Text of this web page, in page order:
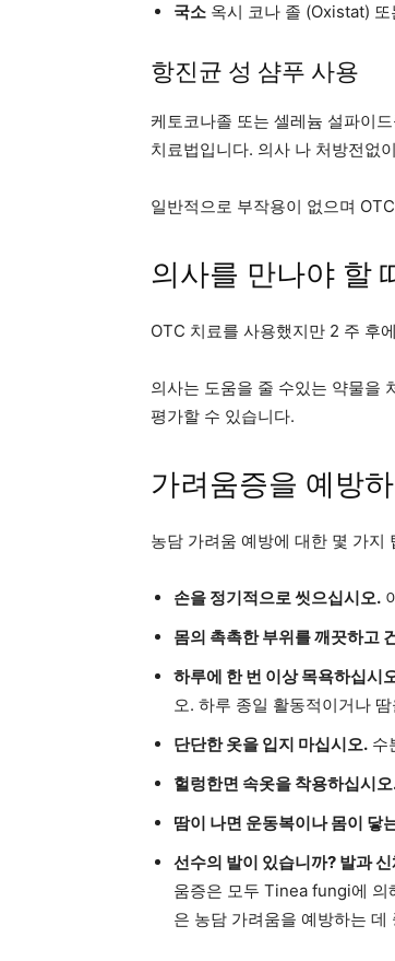
국소 옥시 코나 졸 (Oxistat)
항진균 성 샴푸 사용
케토코나졸 또는 셀레늄 설파이
치료법입니다. 의사 나 처방전없
일반적으로 부작용이 없으며
의사를 만나야 할
OTC 치료를 사용했지만 2 주 후
의사는 도움을 줄 수있는 약물을
평가할 수 있습니다.
가려움증을 예방
농담 가려움 예방에 대한 몇 가지
손을 정기적으로 씻으십시오.
몸의 촉촉한 부위를 깨끗하고
하루에 한 번 이상 목욕하십시
오. 하루 종일 활동적이거나
단단한 옷을 입지 마십시오. 수
헐렁한면 속옷을 착용하십시
땀이 나면 운동복이나 몸이 닿
선수의 발이 있습니까? 발과
움증은 모두 Tinea fungi에 의
은 농담 가려움을 예방하는 데